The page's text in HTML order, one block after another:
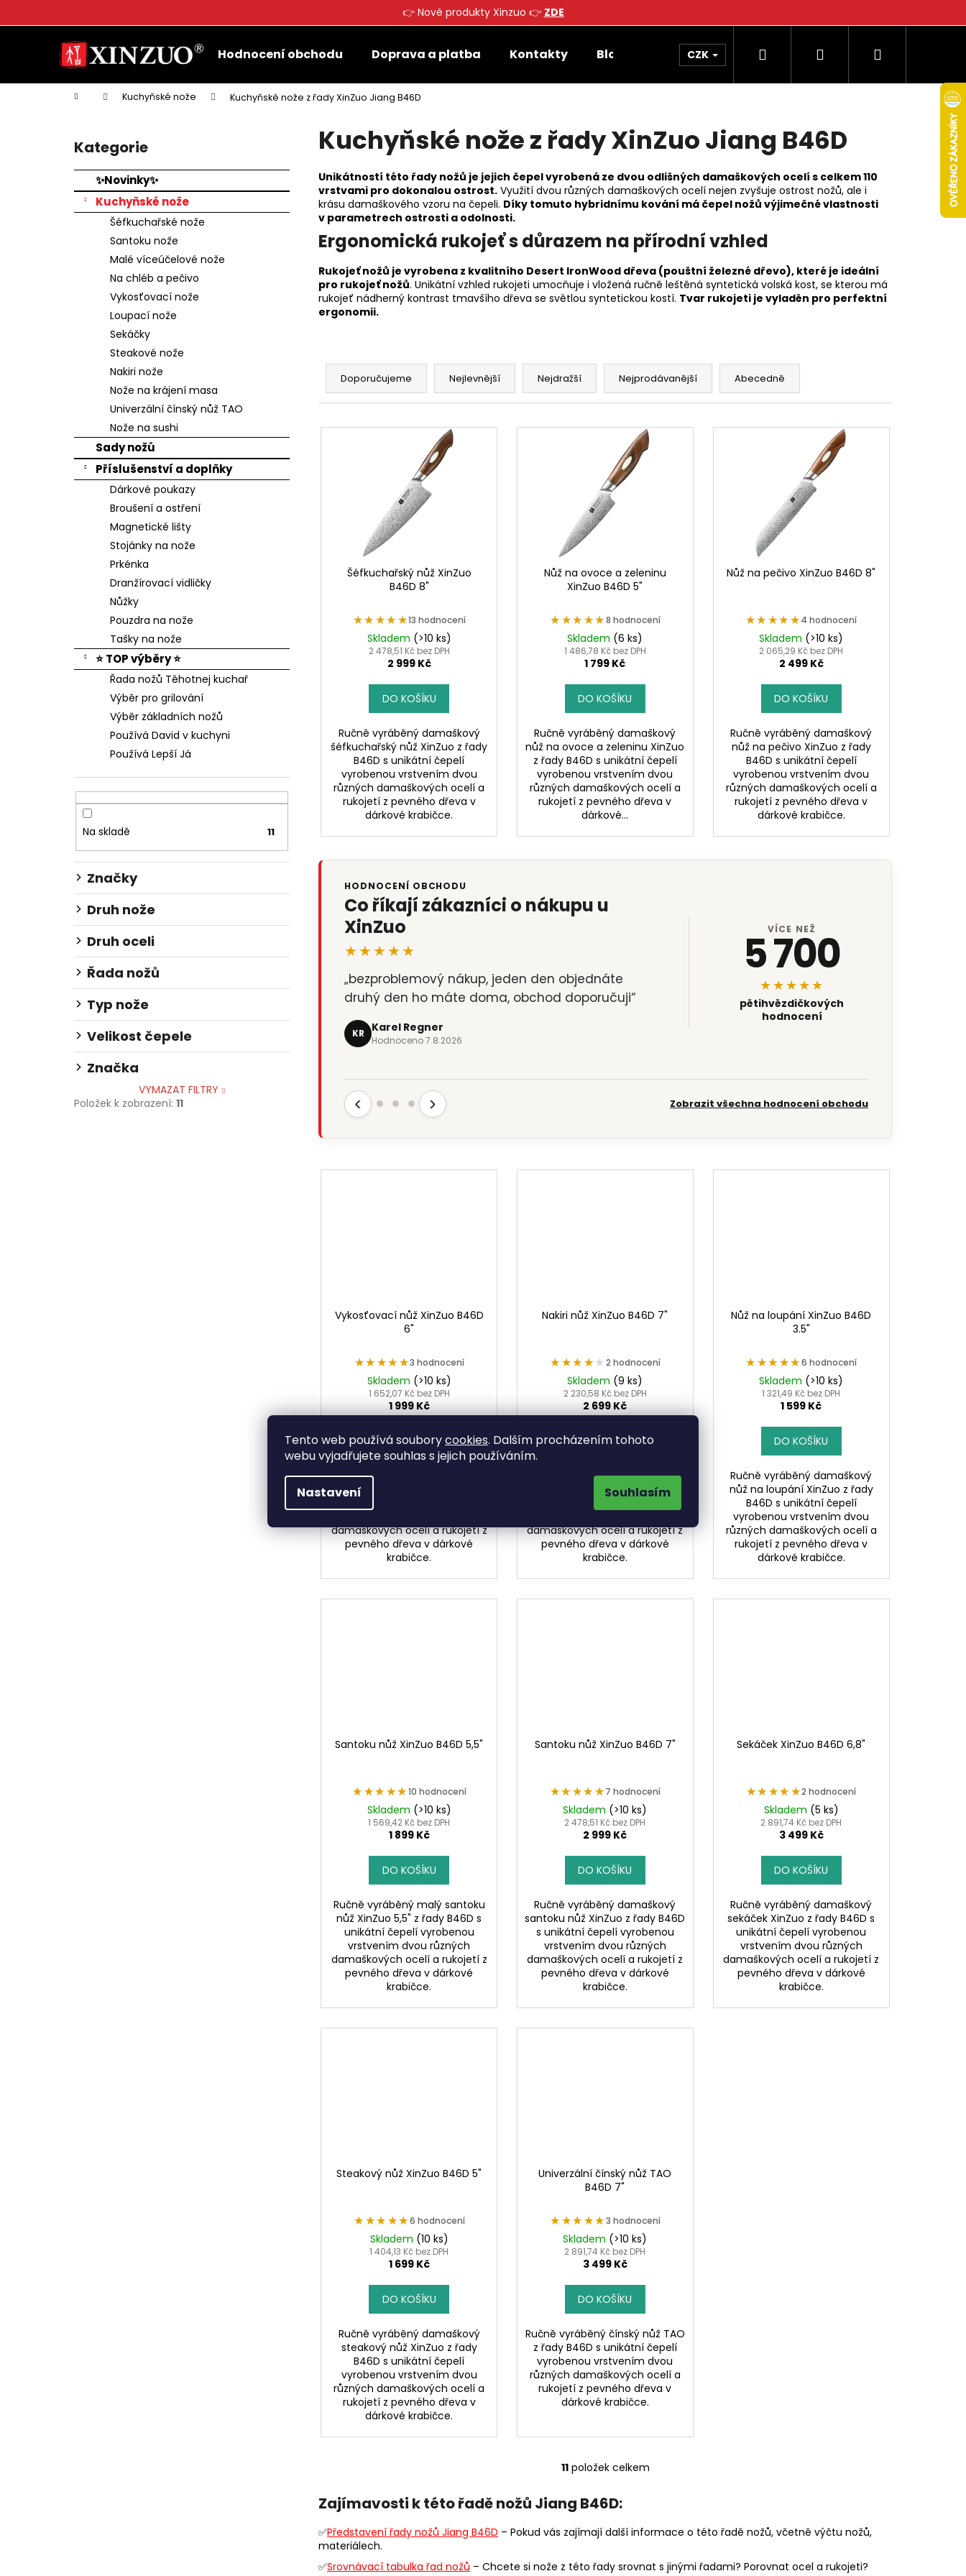
👉 Nové produkty Xinzuo 👉 ZDE
Tento web používá souborycookies. Dalším procházením tohoto
webu vyjadřujete souhlas s jejich používáním.
Nastavení Souhlasím
Hodnocení obchodu Doprava a platba Kontakty Blog CZK Hledat PřihlášeníNákupní
Domů Kuchyňské nože Kuchyňské nože z řady XinZuo Jiang B46D
Přeskočit
kategorie
Kategorie
✨Novinky✨
Kuchyňské nože
Šéfkuchařské nože
Santoku nože
Malé víceúčelové nože
Na chléb a pečivo
Vykosťovací nože
Loupací nože
Sekáčky
Steakové nože
Nakiri nože
Nože na krájení masa
Univerzální čínský nůž TAO
Nože na sushi
Sady nožů
Příslušenství a doplňky
Dárkové poukazy
Broušení a ostření
Magnetické lišty
Stojánky na nože
Prkénka
Dranžírovací vidličky
Nůžky
Pouzdra na nože
Tašky na nože
⭐ TOP výběry ⭐
Řada nožů Těhotnej kuchař
Výběr pro grilování
Výběr základních nožů
Používá David v kuchyni
Používá Lepší Já
Na skladě 11
Značky
Druh nože
Druh oceli
Řada nožů
Typ nože
Velikost čepele
Značka
VYMAZAT FILTRY
Položek k zobrazení: 11
Kuchyňské nože z řady XinZuo Jiang B46D
Unikátností této řady nožů je jejich čepel vyrobená ze dvou odlišných damaškových ocelí s celkem 110
vrstvami pro dokonalou ostrost. Využití dvou různých damaškových ocelí nejen zvyšuje ostrost nožů, ale i
krásu damaškového vzoru na čepeli. Díky tomuto hybridnímu kování má čepel nožů výjimečné vlastnosti
v parametrech ostrosti a odolnosti.
Ergonomická rukojeť s důrazem na přírodní vzhled
Rukojeť nožů je vyrobena z kvalitního Desert IronWood dřeva (pouštní železné dřevo), které je ideální
pro rukojeť nožů. Unikátní vzhled rukojeti umocňuje i vložená ručně leštěná syntetická volská kost, se kterou má
rukojeť nádherný kontrast tmavšího dřeva se světlou syntetickou kostí. Tvar rukojeti je vyladěn pro perfektní
ergonomii.
Ř
z
Doporučujeme Nejlevnější Nejdražší Nejprodávanější Abecedně
V
Šéfkuchařský nůž XinZuo
B46D 8"
★★★★★
★★★★★13 hodnocení
Skladem (>10 ks)
2 478,51 Kč bez DPH
2 999 Kč
DO KOŠÍKU
Ručně vyráběný damaškový
šéfkuchařský nůž XinZuo z řady
B46D s unikátní čepelí
vyrobenou vrstvením dvou
různých damaškových ocelí a
rukojetí z pevného dřeva v
dárkové krabičce.
Nůž na ovoce a zeleninu
XinZuo B46D 5"
★★★★★
★★★★★8 hodnocení
Skladem (6 ks)
1 486,78 Kč bez DPH
1 799 Kč
DO KOŠÍKU
Ručně vyráběný damaškový
nůž na ovoce a zeleninu XinZuo
z řady B46D s unikátní čepelí
vyrobenou vrstvením dvou
různých damaškových ocelí a
rukojetí z pevného dřeva v
dárkové...
Nůž na pečivo XinZuo B46D 8"
★★★★★
★★★★★4 hodnocení
Skladem (>10 ks)
2 065,29 Kč bez DPH
2 499 Kč
DO KOŠÍKU
Ručně vyráběný damaškový
nůž na pečivo XinZuo z řady
B46D s unikátní čepelí
vyrobenou vrstvením dvou
různých damaškových ocelí a
rukojetí z pevného dřeva v
dárkové krabičce.
HODNOCENÍ OBCHODU
Co říkají zákazníci o nákupu u
XinZuo
★★★★★
„bezproblemový nákup, jeden den objednáte
druhý den ho máte doma, obchod doporučuji“
KR Karel Regner
Hodnoceno 7.8.2026
„objednávka č.42610461 - magnetická lišta na
nože- jeden den objednána a druhy den
odpoledne k odebrání (Zásilkovna).…“
Karel Sima
VÍCE NEŽ
5 700
★★★★★
pětihvězdičkových
hodnocení
‹ › Zobrazit všechna hodnocení obchodu
Vykosťovací nůž XinZuo B46D
6"
★★★★★
★★★★★3 hodnocení
Skladem (>10 ks)
1 652,07 Kč bez DPH
1 999 Kč
DO KOŠÍKU
Ručně vyráběný vykosťovací
nůž XinZuo z řady B46D s
damaškových ocelí a rukojetí z
pevného dřeva v dárkové
krabičce.
Nakiri nůž XinZuo B46D 7"
★★★★★
★★★★★ 2 hodnocení
Skladem (9 ks)
2 230,58 Kč bez DPH
2 699 Kč
DO KOŠÍKU
Ručně vyráběný damaškový
nakiri nůž XinZuo z řady B46D s
damaškových ocelí a rukojetí z
pevného dřeva v dárkové
krabičce.
Nůž na loupání XinZuo B46D
3.5"
★★★★★
★★★★★6 hodnocení
Skladem (>10 ks)
1 321,49 Kč bez DPH
1 599 Kč
DO KOŠÍKU
Ručně vyráběný damaškový
nůž na loupání XinZuo z řady
B46D s unikátní čepelí
vyrobenou vrstvením dvou
různých damaškových ocelí a
rukojetí z pevného dřeva v
dárkové krabičce.
Santoku nůž XinZuo B46D 5,5"
★★★★★
★★★★★10 hodnocení
Skladem (>10 ks)
1 569,42 Kč bez DPH
1 899 Kč
DO KOŠÍKU
Ručně vyráběný malý santoku
nůž XinZuo 5,5" z řady B46D s
unikátní čepelí vyrobenou
vrstvením dvou různých
damaškových ocelí a rukojetí z
pevného dřeva v dárkové
krabičce.
Santoku nůž XinZuo B46D 7"
★★★★★
★★★★★7 hodnocení
Skladem (>10 ks)
2 478,51 Kč bez DPH
2 999 Kč
DO KOŠÍKU
Ručně vyráběný damaškový
santoku nůž XinZuo z řady B46D
s unikátní čepelí vyrobenou
vrstvením dvou různých
damaškových ocelí a rukojetí z
pevného dřeva v dárkové
krabičce.
Sekáček XinZuo B46D 6,8"
★★★★★
★★★★★2 hodnocení
Skladem (5 ks)
2 891,74 Kč bez DPH
3 499 Kč
DO KOŠÍKU
Ručně vyráběný damaškový
sekáček XinZuo z řady B46D s
unikátní čepelí vyrobenou
vrstvením dvou různých
damaškových ocelí a rukojetí z
pevného dřeva v dárkové
krabičce.
Steakový nůž XinZuo B46D 5"
★★★★★
★★★★★6 hodnocení
Skladem (10 ks)
1 404,13 Kč bez DPH
1 699 Kč
DO KOŠÍKU
Ručně vyráběný damaškový
steakový nůž XinZuo z řady
B46D s unikátní čepelí
vyrobenou vrstvením dvou
různých damaškových ocelí a
rukojetí z pevného dřeva v
dárkové krabičce.
Univerzální čínský nůž TAO
B46D 7"
★★★★★
★★★★★3 hodnocení
Skladem (>10 ks)
2 891,74 Kč bez DPH
3 499 Kč
DO KOŠÍKU
Ručně vyráběný čínský nůž TAO
z řady B46D s unikátní čepelí
vyrobenou vrstvením dvou
různých damaškových ocelí a
rukojetí z pevného dřeva v
dárkové krabičce.
O
l
d
c
11položek celkem
Zajímavosti k této řadě nožů Jiang B46D:
✅Představení řady nožů Jiang B46D – Pokud vás zajímají další informace o této řadě nožů, včetně výčtu nožů,
materiálech.
✅Srovnávací tabulka řad nožů – Chcete si nože z této řady srovnat s jinými řadami? Porovnat ocel a rukojeti?
o
k Co potřebujete najít?
HLEDAT
Doporučujeme